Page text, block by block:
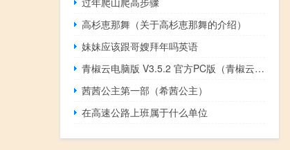
高杉恵那舞（关于高杉恵那舞的介绍）
妹妹应该跟哥嫂拜年吗英语
青椒云电脑版 V3.5.2 官方PC版（青椒云电脑版 V3.5.2 官方PC版功能简介）
茜茜公主第一部（希茜公主）
在高速公路上班属于什么单位